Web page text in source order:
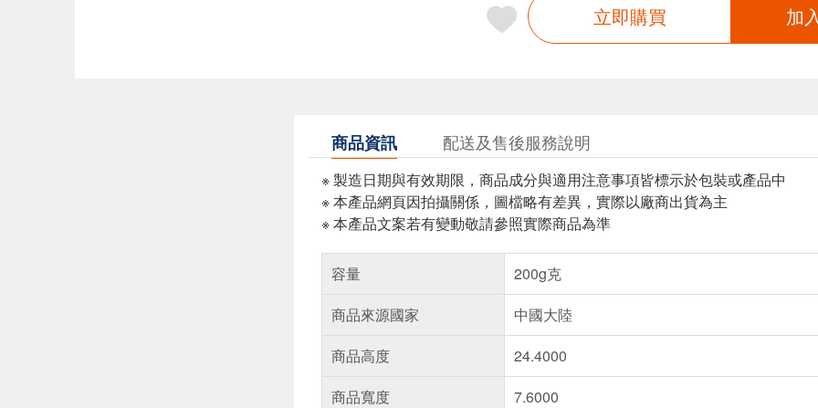
立即購買 加
商品資訊 配送及售後服務說明
※ 製造日期與有效期限，商品成分與適用注意事項皆標示於包裝或產品中
※ 本產品網頁因拍攝關係，圖檔略有差異，實際以廠商出貨為主
※ 本產品文案若有變動敬請參照實際商品為準
容量
200g克
商品來源國家
中國大陸
商品高度
24.4000
商品寬度
7.6000